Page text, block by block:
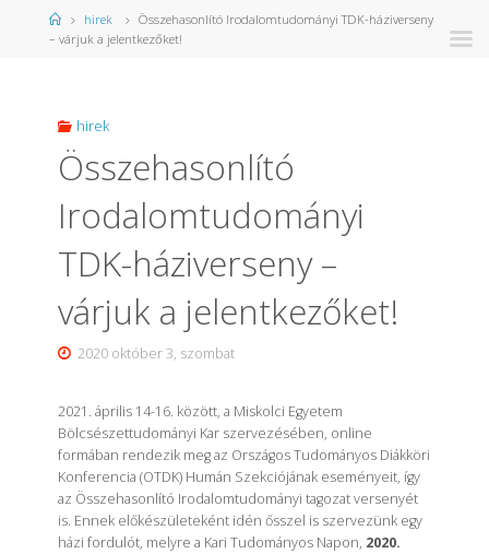
Kezdőlap
hirek
Összehasonlító Irodalomtudományi TDK-háziverseny
– várjuk a jelentkezőket!
hirek
Összehasonlító
Irodalomtudományi
TDK-háziverseny –
várjuk a jelentkezőket!
2020 október 3, szombat
2021. április 14-16. között, a Miskolci Egyetem
Bölcsészettudományi Kar szervezésében, online
formában rendezik meg az Országos Tudományos Diákköri
Konferencia (OTDK) Humán Szekciójának eseményeit, így
az Összehasonlító Irodalomtudományi tagozat versenyét
is. Ennek előkészületeként idén ősszel is szervezünk egy
házi fordulót, melyre a Kari Tudományos Napon, 2020.